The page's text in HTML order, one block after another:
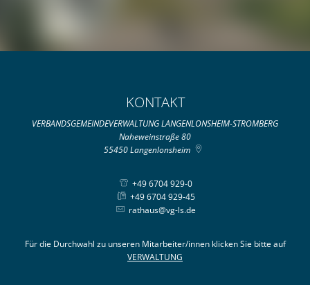
KONTAKT
VERBANDSGEMEINDEVERWALTUNG LANGENLONSHEIM-STROMBERG
Naheweinstraße 80
55450 Langenlonsheim
+49 6704 929-0
+49 6704 929-45
rathaus@vg-ls.de
Für die Durchwahl zu unseren Mitarbeiter/innen klicken Sie bitte auf
VERWALTUNG